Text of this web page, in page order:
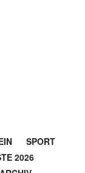
SPORT
2026